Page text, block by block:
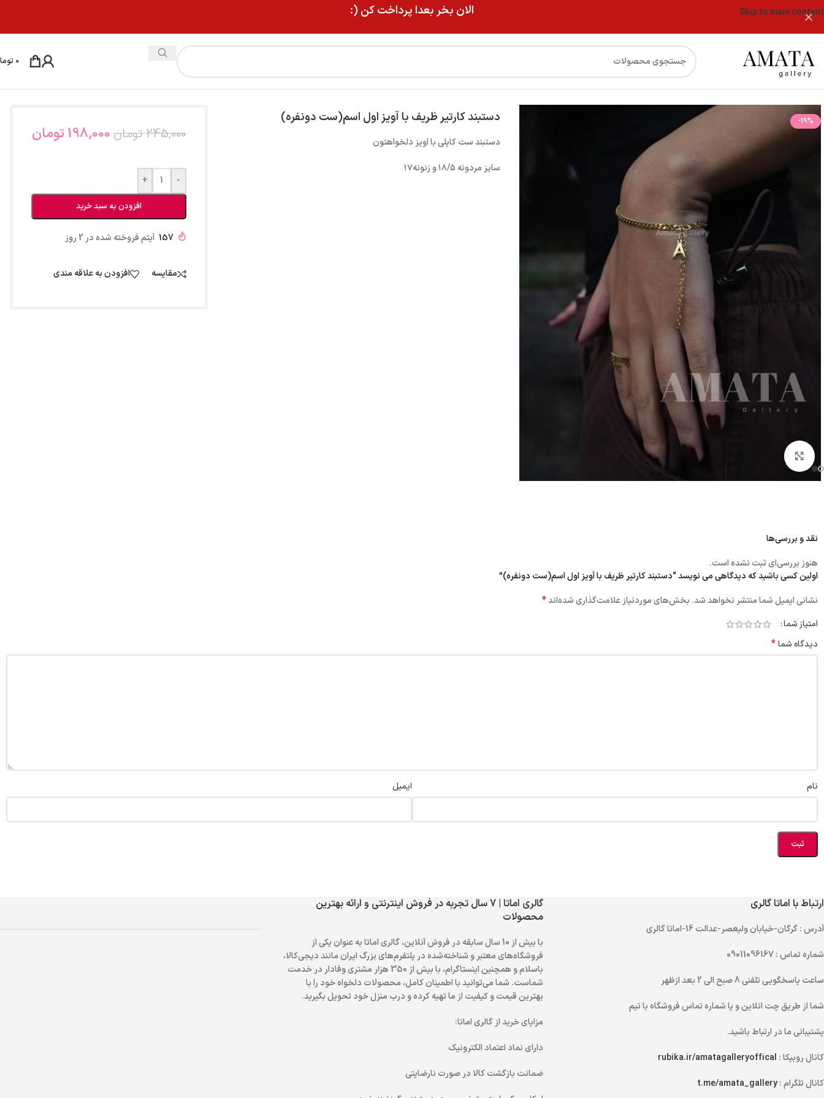
Skip to main content الان بخر بعدا پرداخت کن (:
0
-19% دستبند کارتیر ظریف با آویز اول اسم(ست دونفره)
دستبند ست کاپلی با اویز دلخواهتون
سایز مردونه ۱۸/۵ و زنونه۱۷
245,000 تومان 198,000تومان
-
+
افزودن به سبد خرید
157 آیتم فروخته شده در 2 روز
مقایسه افزودن به علاقه مندی
نقد و بررسی‌ها
هنوز بررسی‌ای ثبت نشده است.
اولین کسی باشید که دیدگاهی می نویسد “دستبند کارتیر ظریف با آویز اول اسم(ست دونفره)”
نشانی ایمیل شما منتشر نخواهد شد. بخش‌های موردنیاز علامت‌گذاری شده‌اند*
امتیاز شما
دیدگاه شما*
نام ایمیل
ارتباط با اماتا گالری
آدرس: گرگان-خیابان ولیعصر-عدالت 16-اماتا گالری
شماره تماس: 09011096167
ساعت پاسخگویی تلفنی
شما از طریقچت انلاینو یاشماره تماسفروشگاه با تیم
پشتیبانی ما در ارتباط باشید.
کانال روبیکا : rubika.ir/amatagalleryoffical
کانال تلگرام :t.me/amata_gallery
گالری اماتا | 7 سال تجربه در فروش اینترنتی و ارائه بهترین
محصولات
با بیش از 10 سال سابقه در فروش آنلاین، گالری اماتا به عنوان یکی از
فروشگاه‌های معتبر و شناخته‌شده در پلتفرم‌های بزرگ ایران مانند دیجی‌کالا،
باسلام و همچنین اینستاگرام، با بیش از 350 هزار مشتری وفادار در خدمت
شماست. شما می‌توانید با اطمینان کامل، محصولات دلخواه خود را با
بهترین قیمت و کیفیت از ما تهیه کرده و درب منزل خود تحویل بگیرید.
مزایای خرید از گالری اماتا:
دارای نماد اعتماد الکترونیک
ضمانت بازگشت کالا در صورت نارضایتی